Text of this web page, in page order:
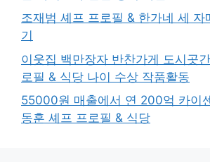
조재범 셰프 프로필 & 한가네 세 자
기
이웃집 백만장자 반찬가게 도시곳
로필 & 식당 나이 수상 작품활동
55000원 매출에서 연 200억 카이
동훈 셰프 프로필 & 식당